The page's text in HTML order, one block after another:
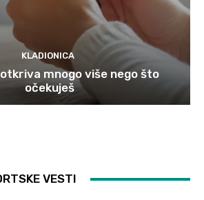
KLADIONICA
mnogo više nego što
očekuješ
VESTI